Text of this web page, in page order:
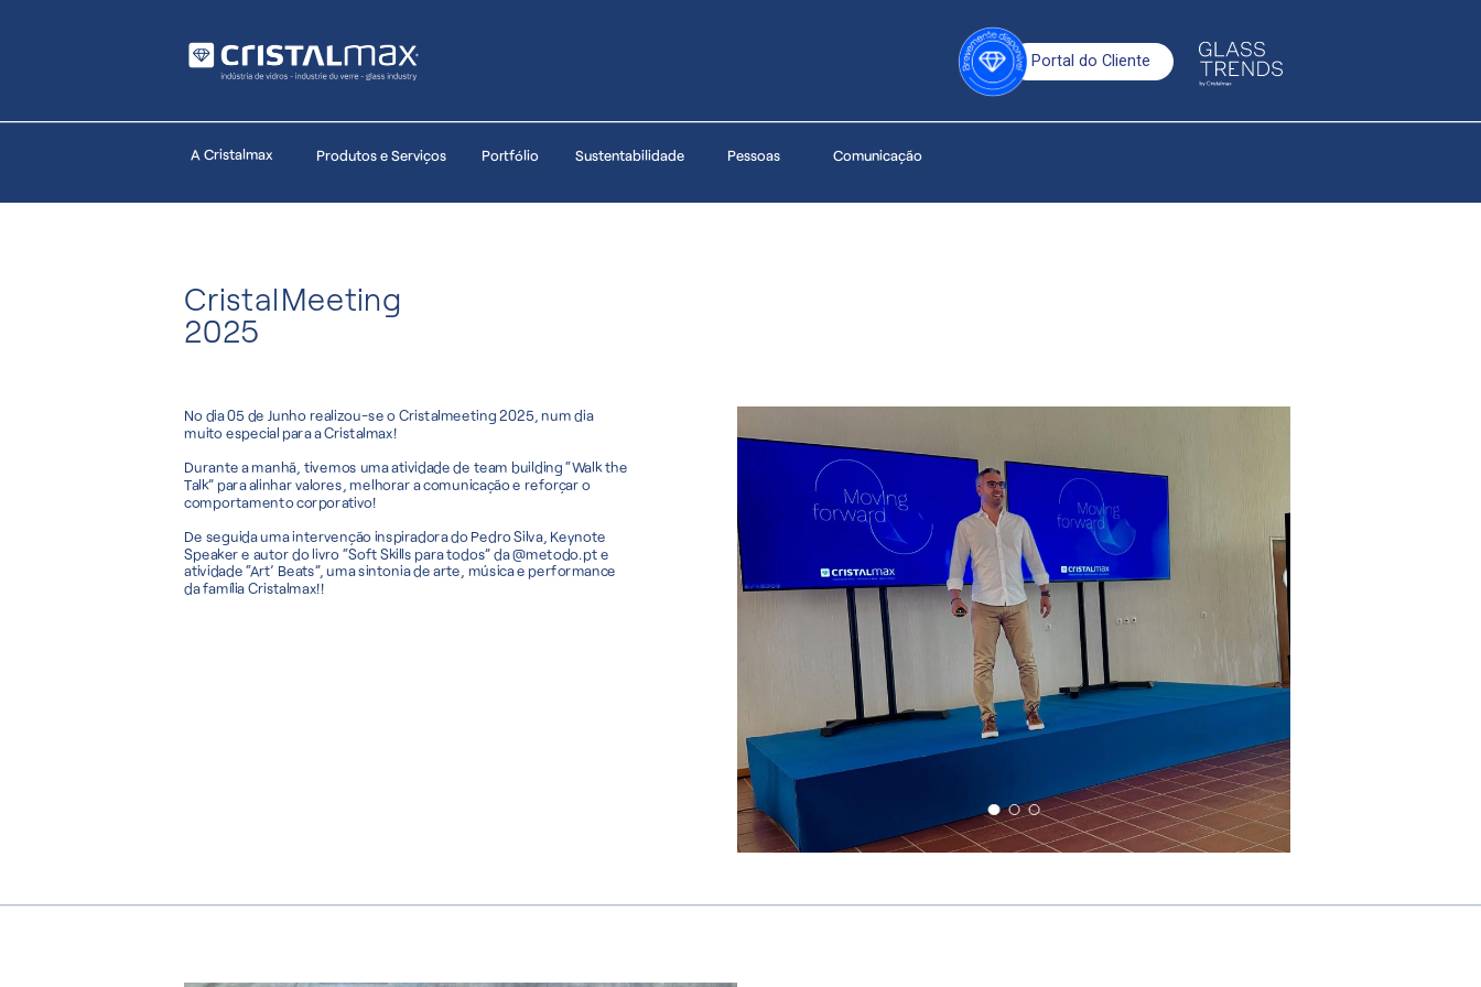
CristalMeeting
2025
No dia 05 de Junho realizou-se o Cristalmeeting 2025, num dia
muito especial para a Cristalmax!
Durante a manhã, tivemos uma atividade de team building “Walk the
Talk” para alinhar valores, melhorar a comunicação e reforçar o
comportamento corporativo!
De seguida uma intervenção inspiradora do Pedro Silva, Keynote
Speaker e autor do livro “Soft Skills para todos” da @metodo.pt e
atividade “Art’ Beats”, uma sintonia de arte, música e performance
da família Cristalmax!!
Produtos e Serviços Portfólio Sustentabilidade Pessoas Comunicação